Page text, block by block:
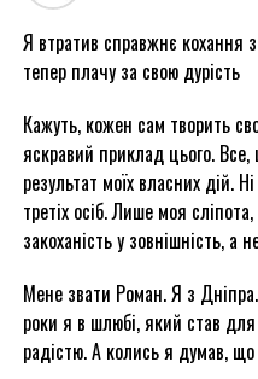
Я втратив справжнє кохання
тепер плачу за свою дурість
Кажуть, кожен сам творить
яскравий приклад цього.
результат моїх власних дій.
третіх осіб. Лише моя
закоханість у зовнішність, а
Мене звати Роман. Я з
роки я в шлюбі, який став
радістю. А колись я думав, що